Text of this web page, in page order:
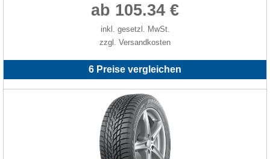
ab 105.34 €
inkl. gesetzl. MwSt.
zzgl. Versandkosten
6 Preise vergleichen